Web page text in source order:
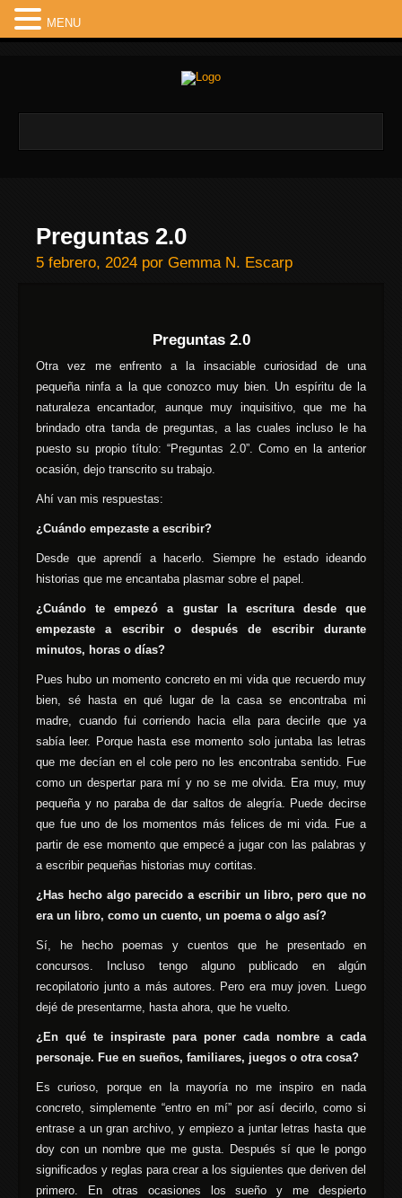
Preguntas 2.0
5 febrero, 2024 por Gemma N. Escarp
Preguntas 2.0
Otra vez me enfrento a la insaciable curiosidad de una
pequeña ninfa a la que conozco muy bien. Un espíritu de la
naturaleza encantador, aunque muy inquisitivo, que me ha
brindado otra tanda de preguntas, a las cuales incluso le ha
puesto su propio título: “Preguntas 2.0”. Como en la anterior
ocasión, dejo transcrito su trabajo.
Ahí van mis respuestas:
¿Cuándo empezaste a escribir?
Desde que aprendí a hacerlo. Siempre he estado ideando
historias que me encantaba plasmar sobre el papel.
¿Cuándo te empezó a gustar la escritura desde que
empezaste a escribir o después de escribir durante
minutos, horas o días?
Pues hubo un momento concreto en mi vida que recuerdo muy
bien, sé hasta en qué lugar de la casa se encontraba mi
madre, cuando fui corriendo hacia ella para decirle que ya
sabía leer. Porque hasta ese momento solo juntaba las letras
que me decían en el cole pero no les encontraba sentido. Fue
como un despertar para mí y no se me olvida. Era muy, muy
pequeña y no paraba de dar saltos de alegría. Puede decirse
que fue uno de los momentos más felices de mi vida. Fue a
partir de ese momento que empecé a jugar con las palabras y
a escribir pequeñas historias muy cortitas.
¿Has hecho algo parecido a escribir un libro, pero que no
era un libro, como un cuento, un poema o algo así?
Sí, he hecho poemas y cuentos que he presentado en
concursos. Incluso tengo alguno publicado en algún
recopilatorio junto a más autores. Pero era muy joven. Luego
dejé de presentarme, hasta ahora, que he vuelto.
¿En qué te inspiraste para poner cada nombre a cada
personaje. Fue en sueños, familiares, juegos o otra cosa?
Es curioso, porque en la mayoría no me inspiro en nada
concreto, simplemente “entro en mí” por así decirlo, como si
entrase a un gran archivo, y empiezo a juntar letras hasta que
doy con un nombre que me gusta. Después sí que le pongo
significados y reglas para crear a los siguientes que deriven del
primero. En otras ocasiones los sueño y me despierto
MENU